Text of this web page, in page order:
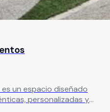
un espacio diseñado
personalizadas y